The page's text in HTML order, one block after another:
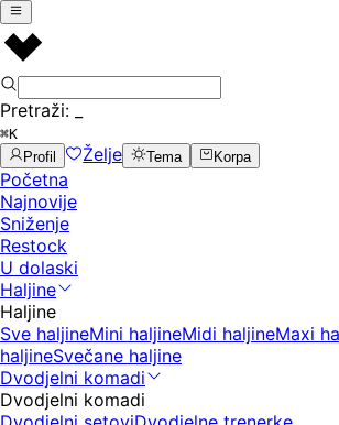
Pretraži:
⌘K
Profil
Želje Tema Korpa
Početna
Najnovije
Sniženje
Restock
U dolaski
Haljine
Haljine
Sve haljineMini haljineMidi haljineMaxi
haljineSvečane haljine
Dvodjelni komadi
Dvodjelni komadi